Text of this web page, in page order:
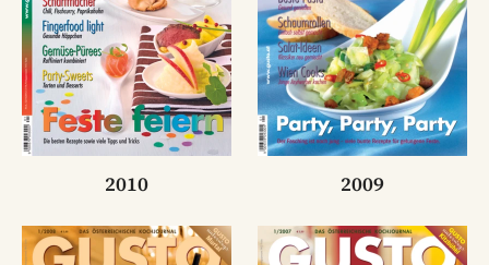
2010 2009